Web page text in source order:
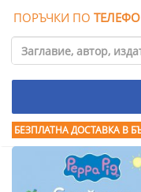
ПОРЪЧКИ ПО
БЕЗПЛАТНА ДОСТАВКА В